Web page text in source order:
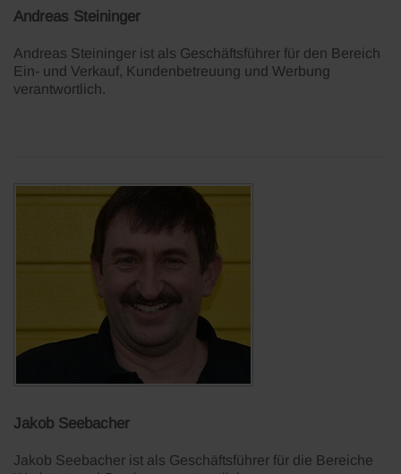
Andreas Steininger
Andreas Steininger ist als Geschäftsführer für den Bereich
Ein- und Verkauf, Kundenbetreuung und Werbung
verantwortlich.
Jakob Seebacher
Jakob Seebacher ist als Geschäftsführer für die Bereiche